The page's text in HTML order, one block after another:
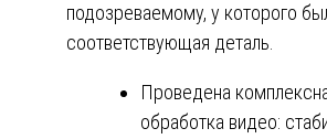
подозреваемому, у которого
соответствующая деталь.
Проведена
обработка видео: